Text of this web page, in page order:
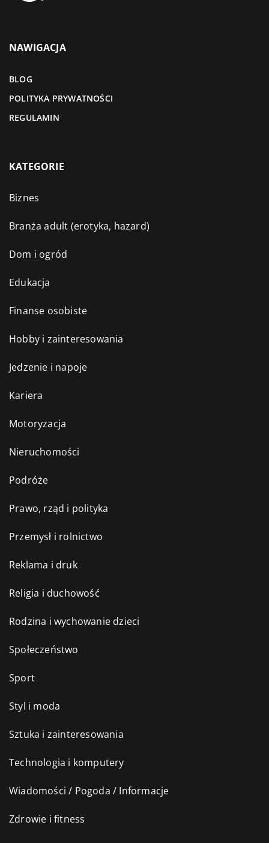
NAWIGACJA
BLOG
POLITYKA PRYWATNOŚCI
REGULAMIN
KATEGORIE
Biznes
Branża adult (erotyka, hazard)
Dom i ogród
Edukacja
Finanse osobiste
Hobby i zainteresowania
Jedzenie i napoje
Kariera
Motoryzacja
Nieruchomości
Podróże
Prawo, rząd i polityka
Przemysł i rolnictwo
Reklama i druk
Religia i duchowość
Rodzina i wychowanie dzieci
Społeczeństwo
Sport
Styl i moda
Sztuka i zainteresowania
Technologia i komputery
Wiadomości / Pogoda / Informacje
Zdrowie i fitness